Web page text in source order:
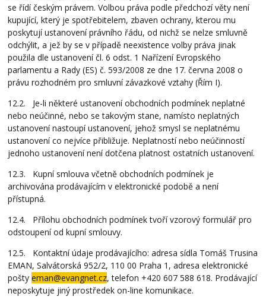
se řídí českým právem. Volbou práva podle předchozí věty není
kupující, který je spotřebitelem, zbaven ochrany, kterou mu
poskytují ustanovení právního řádu, od nichž se nelze smluvně
odchýlit, a jež by se v případě neexistence volby práva jinak
použila dle ustanovení čl. 6 odst. 1 Nařízení Evropského
parlamentu a Rady (ES) č. 593/2008 ze dne 17. června 2008 o
právu rozhodném pro smluvní závazkové vztahy (Řím I).
12.2. Je-li některé ustanovení obchodních podmínek neplatné
nebo neúčinné, nebo se takovým stane, namísto neplatných
ustanovení nastoupí ustanovení, jehož smysl se neplatnému
ustanovení co nejvíce přibližuje. Neplatností nebo neúčinností
jednoho ustanovení není dotčena platnost ostatních ustanovení.
12.3. Kupní smlouva včetně obchodních podmínek je
archivována prodávajícím v elektronické podobě a není
přístupná.
12.4. Přílohu obchodních podmínek tvoří vzorový formulář pro
odstoupení od kupní smlouvy.
12.5. Kontaktní údaje prodávajícího: adresa sídla Tomáš Trusina
EMAN, Salvátorská 952/2, 110 00 Praha 1, adresa elektronické
poštyeman@evangnet.cz, telefon +420 607 588 618. Prodávající
neposkytuje jiný prostředek on-line komunikace.